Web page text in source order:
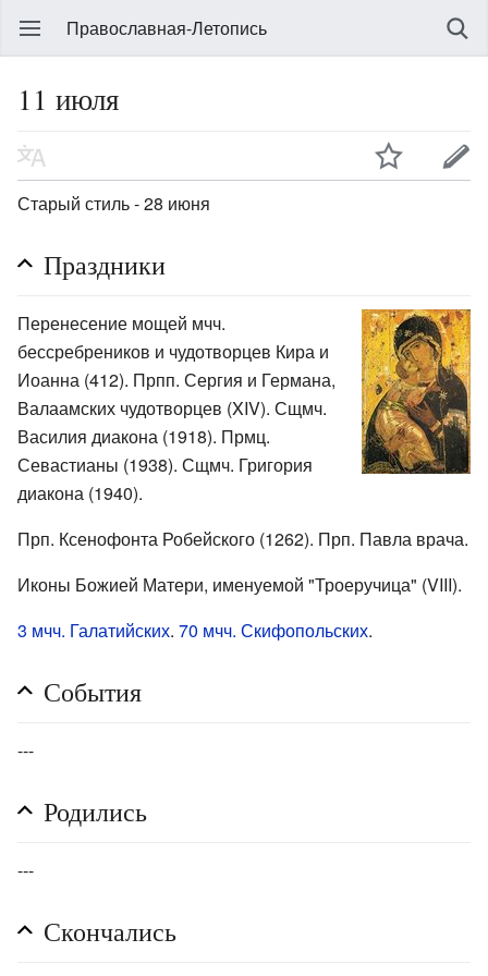
Православная-Летопись
11 июля
Старый стиль - 28 июня
Праздники
Перенесение мощей мчч.
бессребреников и чудотворцев Кира и
Иоанна (412). Прпп. Сергия и Германа,
Валаамских чудотворцев (XIV). Сщмч.
Василия диакона (1918). Прмц.
Севастианы (1938). Сщмч. Григория
диакона (1940).
Прп. Ксенофонта Робейского (1262). Прп. Павла врача.
Иконы Божией Матери, именуемой "Троеручица" (VIII).
3 мчч. Галатийских. 70 мчч. Скифопольских.
События
---
Родились
---
Скончались